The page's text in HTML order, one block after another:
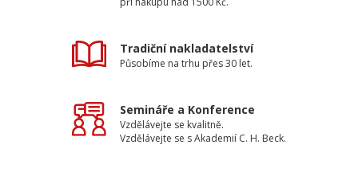
Tradiční nakladatelství
Působíme na trhu přes 30 let.
Semináře a Konference
Vzdělávejte se kvalitně.
Vzdělávejte se s Akademií C. H. Beck.